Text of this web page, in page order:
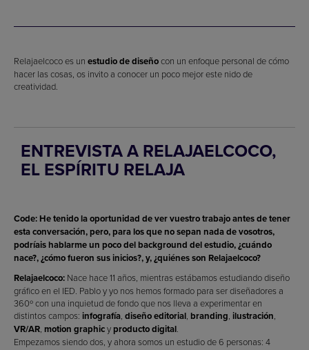
Relajaelcoco es un estudio de diseñocon un enfoque personal de cómo
hacer las cosas, os invito a conocer un poco mejor este nido de
creatividad.
ENTREVISTA A RELAJAELCOCO,
EL ESPÍRITU RELAJA
Code: He tenido la oportunidad de ver vuestro trabajo antes de tener
esta conversación, pero, para los que no sepan nada de vosotros,
podríais hablarme un poco del background del estudio, ¿cuándo
nace?, ¿cómo fueron sus inicios?, y, ¿quiénes son Relajaelcoco?
Relajaelcoco: Nace hace 11 años, mientras estábamos estudiando diseño
gráfico en el IED. Pablo y yo nos hemos formado para ser diseñadores a
360º con una inquietud de fondo que nos lleva a experimentar en
distintos campos: infografía, diseño editorial, branding, ilustración,
VR/AR, motion graphicy producto digital.
Empezamos siendo dos, y ahora somos un estudio de 6 personas: 4